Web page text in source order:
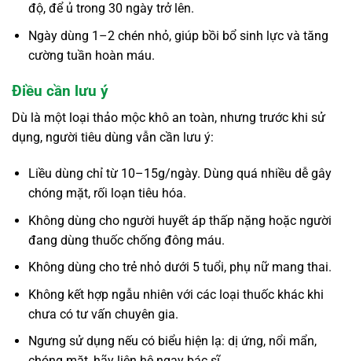
độ, để ủ trong 30 ngày trở lên.
Ngày dùng 1–2 chén nhỏ, giúp bồi bổ sinh lực và tăng
cường tuần hoàn máu.
Điều cần lưu ý
Dù là một loại thảo mộc khô an toàn, nhưng trước khi sử
dụng, người tiêu dùng vẫn cần lưu ý:
Liều dùng chỉ từ 10–15g/ngày. Dùng quá nhiều dễ gây
chóng mặt, rối loạn tiêu hóa.
Không dùng cho người huyết áp thấp nặng hoặc người
đang dùng thuốc chống đông máu.
Không dùng cho trẻ nhỏ dưới 5 tuổi, phụ nữ mang thai.
Không kết hợp ngẫu nhiên với các loại thuốc khác khi
chưa có tư vấn chuyên gia.
Ngưng sử dụng nếu có biểu hiện lạ: dị ứng, nổi mẩn,